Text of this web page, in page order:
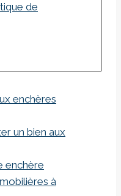
de
enchères
un bien aux
enchère
à